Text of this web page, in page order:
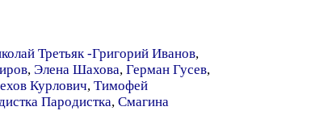
Третьяк -Григорий Иванов,
, Элена Шахова, Герман Гусев,
Курлович, Тимофей
Пародистка, Смагина